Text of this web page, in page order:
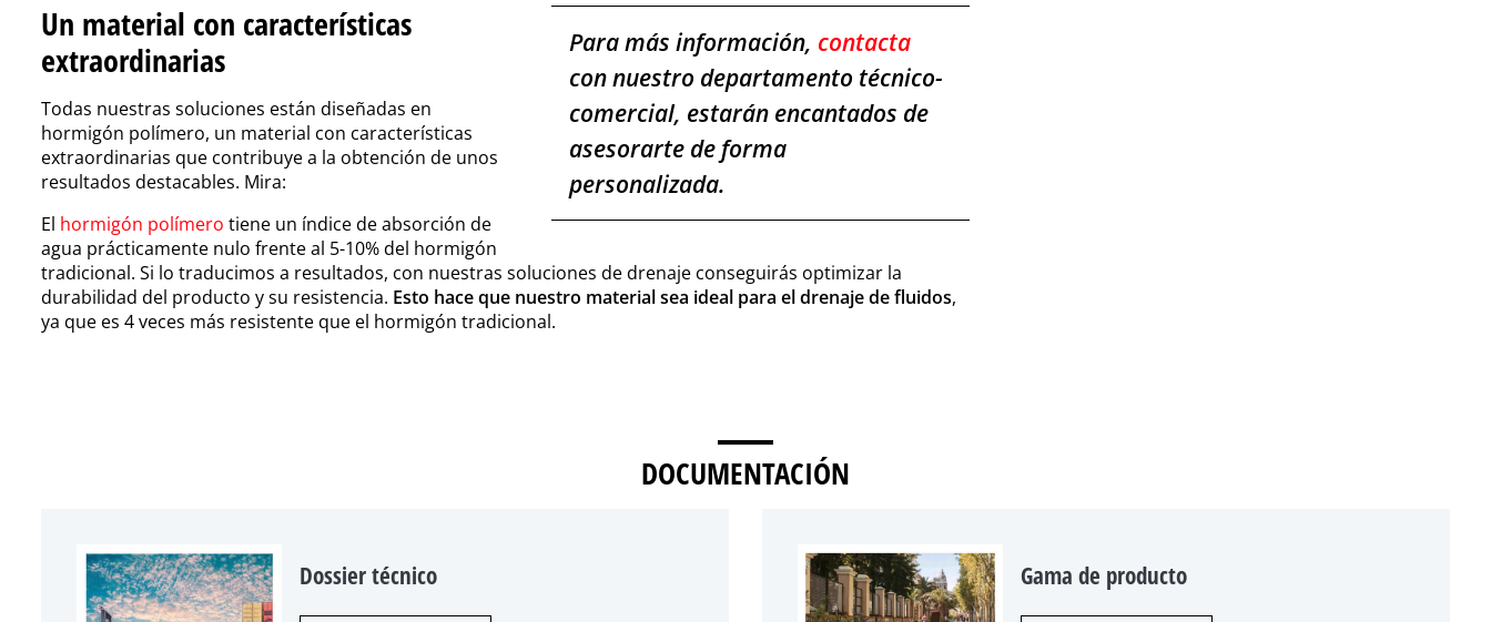
Para más información, contacta
con nuestro departamento técnico-
comercial, estarán encantados de
asesorarte de forma
personalizada.
Un material con características
extraordinarias
Todas nuestras soluciones están diseñadas en
hormigón polímero, un material con características
extraordinarias que contribuye a la obtención de unos
resultados destacables. Mira:
El hormigón polímero tiene un índice de absorción de
agua prácticamente nulo frente al 5-10% del hormigón
tradicional. Si lo traducimos a resultados, con nuestras soluciones de drenaje conseguirás optimizar la
durabilidad del producto y su resistencia. Esto hace que nuestro material sea ideal para el drenaje de fluidos,
ya que es 4 veces más resistente que el hormigón tradicional.
DOCUMENTACIÓN
Dossier técnico Gama de producto